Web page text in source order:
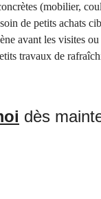
(mobilier,
de petits achats
avant les visites
travaux de
dès